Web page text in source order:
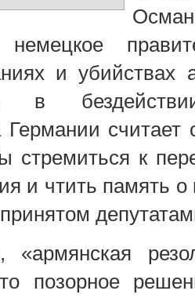
немецкое
и
в
Германии считает
стремиться к
и чтить память о
«армянская
позорное